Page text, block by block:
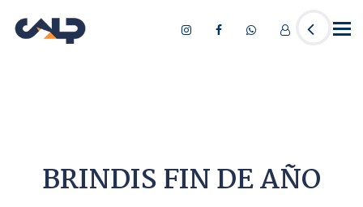
BRINDIS FIN DE AÑO